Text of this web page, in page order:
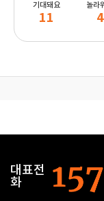
기대돼요
11
놀라
4
대표전
화